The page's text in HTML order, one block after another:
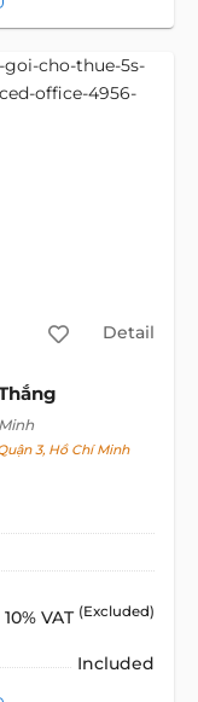
Detail
3, Hồ Chí Minh
10% VAT (Excluded)
Included